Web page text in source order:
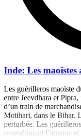
Inde: Les
Les guérilleros maoïste
entre Jeevdhara et
d’un train de
Motihari, dans le Bihar.
perturbée. Les
revendiquant l’attaque